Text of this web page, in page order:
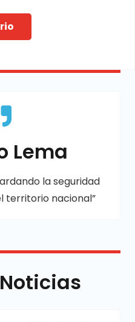
Lema
la seguridad
territorio nacional”